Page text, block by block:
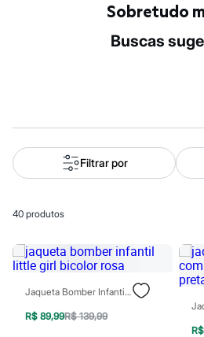
Alfaiataria
Novidades
Roupas
Blusas e Camisetas
Casacos e Jaquetas
Macacões
Saias
Shorts e Bermudas
Vestidos
Bolsas
Sobretudo
buscas
Filtrar por
40 produtos
Jaqueta Bomber Infantil Little Girl Bicolor Rosa
R$ 89,99R$ 139,99